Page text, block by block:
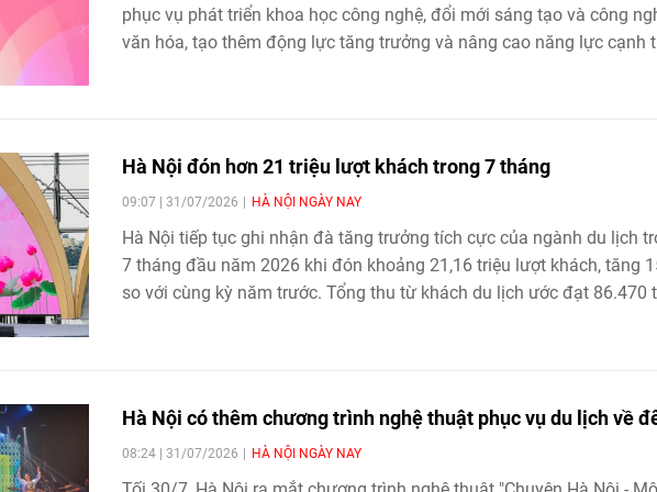
phục vụ phát triển khoa học công nghệ, đổi mới sáng tạo và công
văn hóa, tạo thêm động lực tăng trưởng và nâng cao năng lực cạnh
Hà Nội đón hơn 21 triệu lượt khách trong 7 tháng
09:07 | 31/07/2026 HÀ NỘI NGÀY NAY
Hà Nội tiếp tục ghi nhận đà tăng trưởng tích cực của ngành du lịch
7 tháng đầu năm 2026 khi đón khoảng 21,16 triệu lượt khách, tăng
so với cùng kỳ năm trước. Tổng thu từ khách du lịch ước đạt 86.470
Hà Nội có thêm chương trình nghệ thuật phục vụ du lịch về
08:24 | 31/07/2026 HÀ NỘI NGÀY NAY